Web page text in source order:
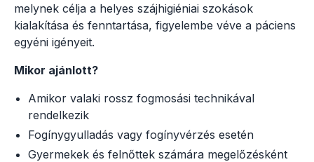
melynek célja a helyes szájhigiéniai szokások
kialakítása és fenntartása, figyelembe véve a páciens
egyéni igényeit.
Mikor ajánlott?
Amikor valaki rossz fogmosási technikával
rendelkezik
Fogínygyulladás vagy fogínyvérzés esetén
Gyermekek és felnőttek számára megelőzésként